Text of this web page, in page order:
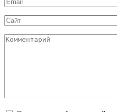
*
Сайт
Комментарий